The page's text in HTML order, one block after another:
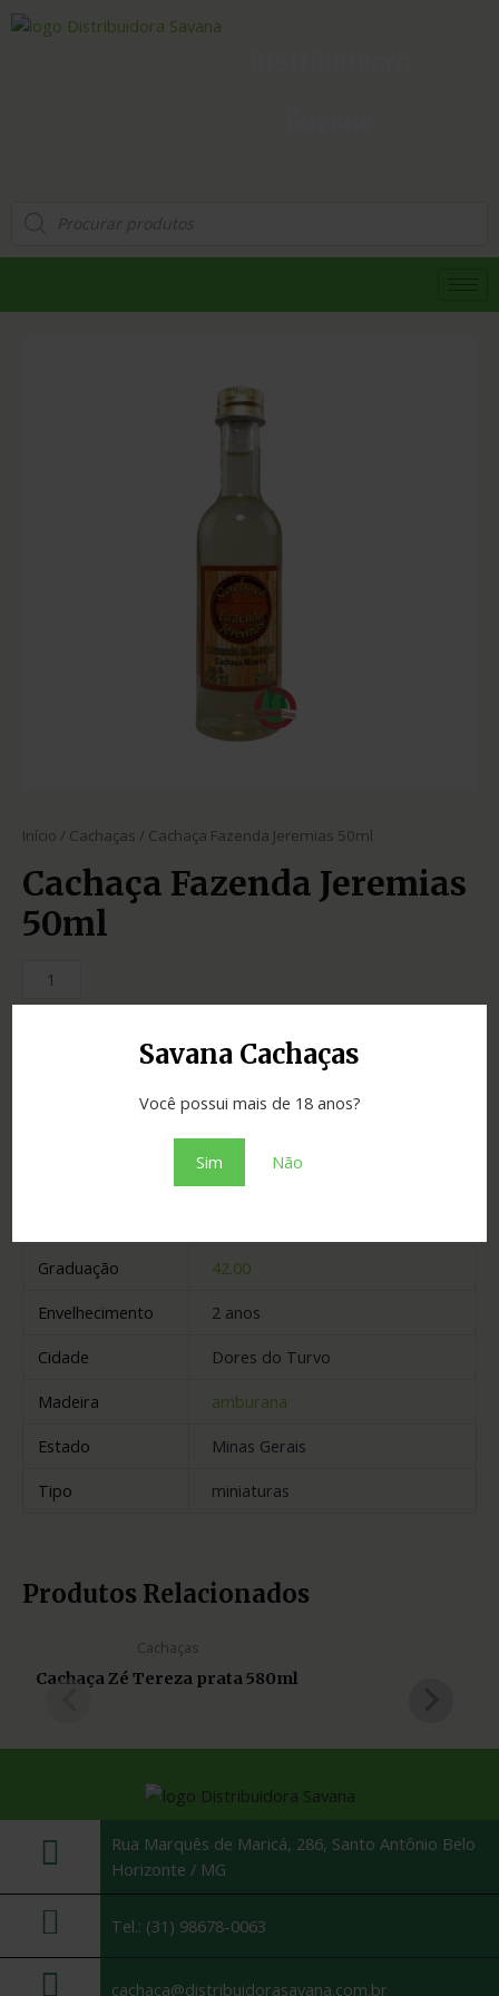
Savana Cachaças
Você possui mais de 18 anos?
Sim Não
Início / Cachaças / Cachaça Fazenda Jeremias 50ml
Cachaça Fazenda Jeremias
50ml
Cachaças
Adicionar ao orçamento
Graduação
42.00
Envelhecimento
2 anos
Cidade
Dores do Turvo
Madeira
amburana
Estado
Minas Gerais
Tipo
miniaturas
Produtos Relacionados
Cachaças
Cachaça Zé Tereza prata 580ml
Rua Marquês de Maricá, 286, Santo Antônio Belo
Horizonte / MG
Tel.: (31) 98678-0063
cachaca@distribuidorasavana.com.br